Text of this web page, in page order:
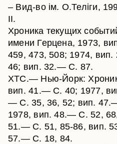
– Вид-во ім. О.Теліги,
II.
Хроника текущих
имени Герцена, 1973,
459, 473, 508; 1974,
46; вип. 32.— С. 87.
ХТС.— Нью-Йорк:
вип. 41.— С. 40; 1977,
— С. 35, 36, 52; вип.
1978, вип. 48.— С. 52,
51.— С. 51, 85-86, вип.
57.— С. 18, 84.